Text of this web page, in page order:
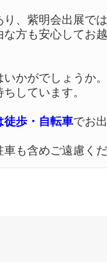
、紫明会出展で
方も安心してお
いかがでしょうか
ちしています。
徒歩・自転車でお
も含めご遠慮くだ